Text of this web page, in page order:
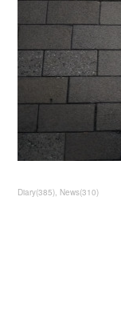
Diary(385) News(310)